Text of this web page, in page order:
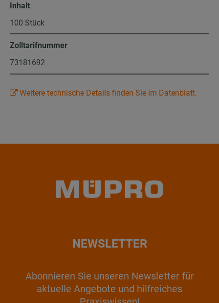
Inhalt
100 Stück
Zolltarifnummer
73181692
Weitere technische Details finden Sie im Datenblatt.
NEWSLETTER
Abonnieren Sie unseren Newsletter für
aktuelle Angebote und hilfreiches